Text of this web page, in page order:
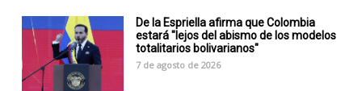
De la Espriella afirma que Colombia
estará "lejos del abismo de los modelos
totalitarios bolivarianos"
7 de agosto de 2026